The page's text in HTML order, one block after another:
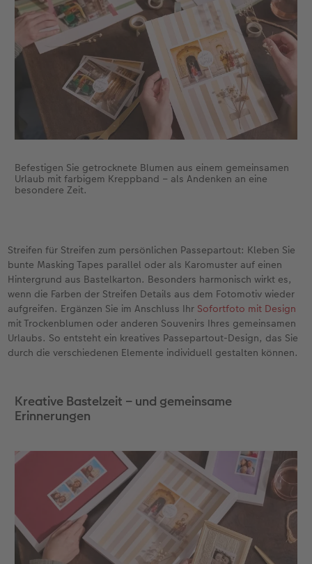
Befestigen Sie getrocknete Blumen aus einem gemeinsamen
Urlaub mit farbigem Kreppband – als Andenken an eine
besondere Zeit.
Streifen für Streifen zum persönlichen Passepartout: Kleben Sie
bunte Masking Tapes parallel oder als Karomuster auf einen
Hintergrund aus Bastelkarton. Besonders harmonisch wirkt es,
wenn die Farben der Streifen Details aus dem Fotomotiv wieder
aufgreifen. Ergänzen Sie im Anschluss Ihr Sofortfoto mit Design
mit Trockenblumen oder anderen Souvenirs Ihres gemeinsamen
Urlaubs. So entsteht ein kreatives Passepartout-Design, das Sie
durch die verschiedenen Elemente individuell gestalten können.
Kreative Bastelzeit – und gemeinsame
Erinnerungen